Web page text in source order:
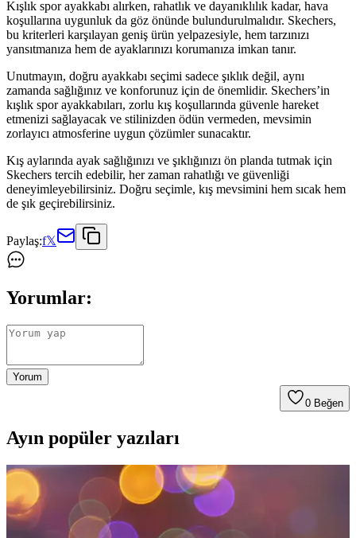
Kışlık spor ayakkabı alırken, rahatlık ve dayanıklılık kadar, hava
koşullarına uygunluk da göz önünde bulundurulmalıdır. Skechers,
bu kriterleri karşılayan geniş ürün yelpazesiyle, hem tarzınızı
yansıtmanıza hem de ayaklarınızı korumanıza imkan tanır.
Unutmayın, doğru ayakkabı seçimi sadece şıklık değil, aynı
zamanda sağlığınız ve konforunuz için de önemlidir. Skechers’in
kışlık spor ayakkabıları, zorlu kış koşullarında güvenle hareket
etmenizi sağlayacak ve stilinizden ödün vermeden, mevsimin
zorlayıcı atmosferine uygun çözümler sunacaktır.
Kış aylarında ayak sağlığınızı ve şıklığınızı ön planda tutmak için
Skechers tercih edebilir, her zaman rahatlığı ve güvenliği
deneyimleyebilirsiniz. Doğru seçimle, kış mevsimini hem sıcak hem
de şık geçirebilirsiniz.
Paylaş:f𝕏
Yorumlar:
Yorum
0 Beğen
Ayın popüler yazıları